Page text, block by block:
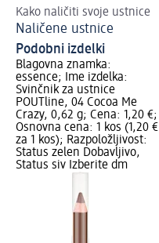
Kako naličiti svoje ustnice
Naličene ustnice
Podobni izdelki
Blagovna znamka:
essence; Ime izdelka:
Svinčnik za ustnice
POUTline, 04 Cocoa Me
Crazy, 0,62 g; Cena: 1,20 €;
Osnovna cena: 1 kos (1,20 €
za 1 kos); Razpoložljivost:
Status zelen Dobavljivo,
Status siv Izberite dm